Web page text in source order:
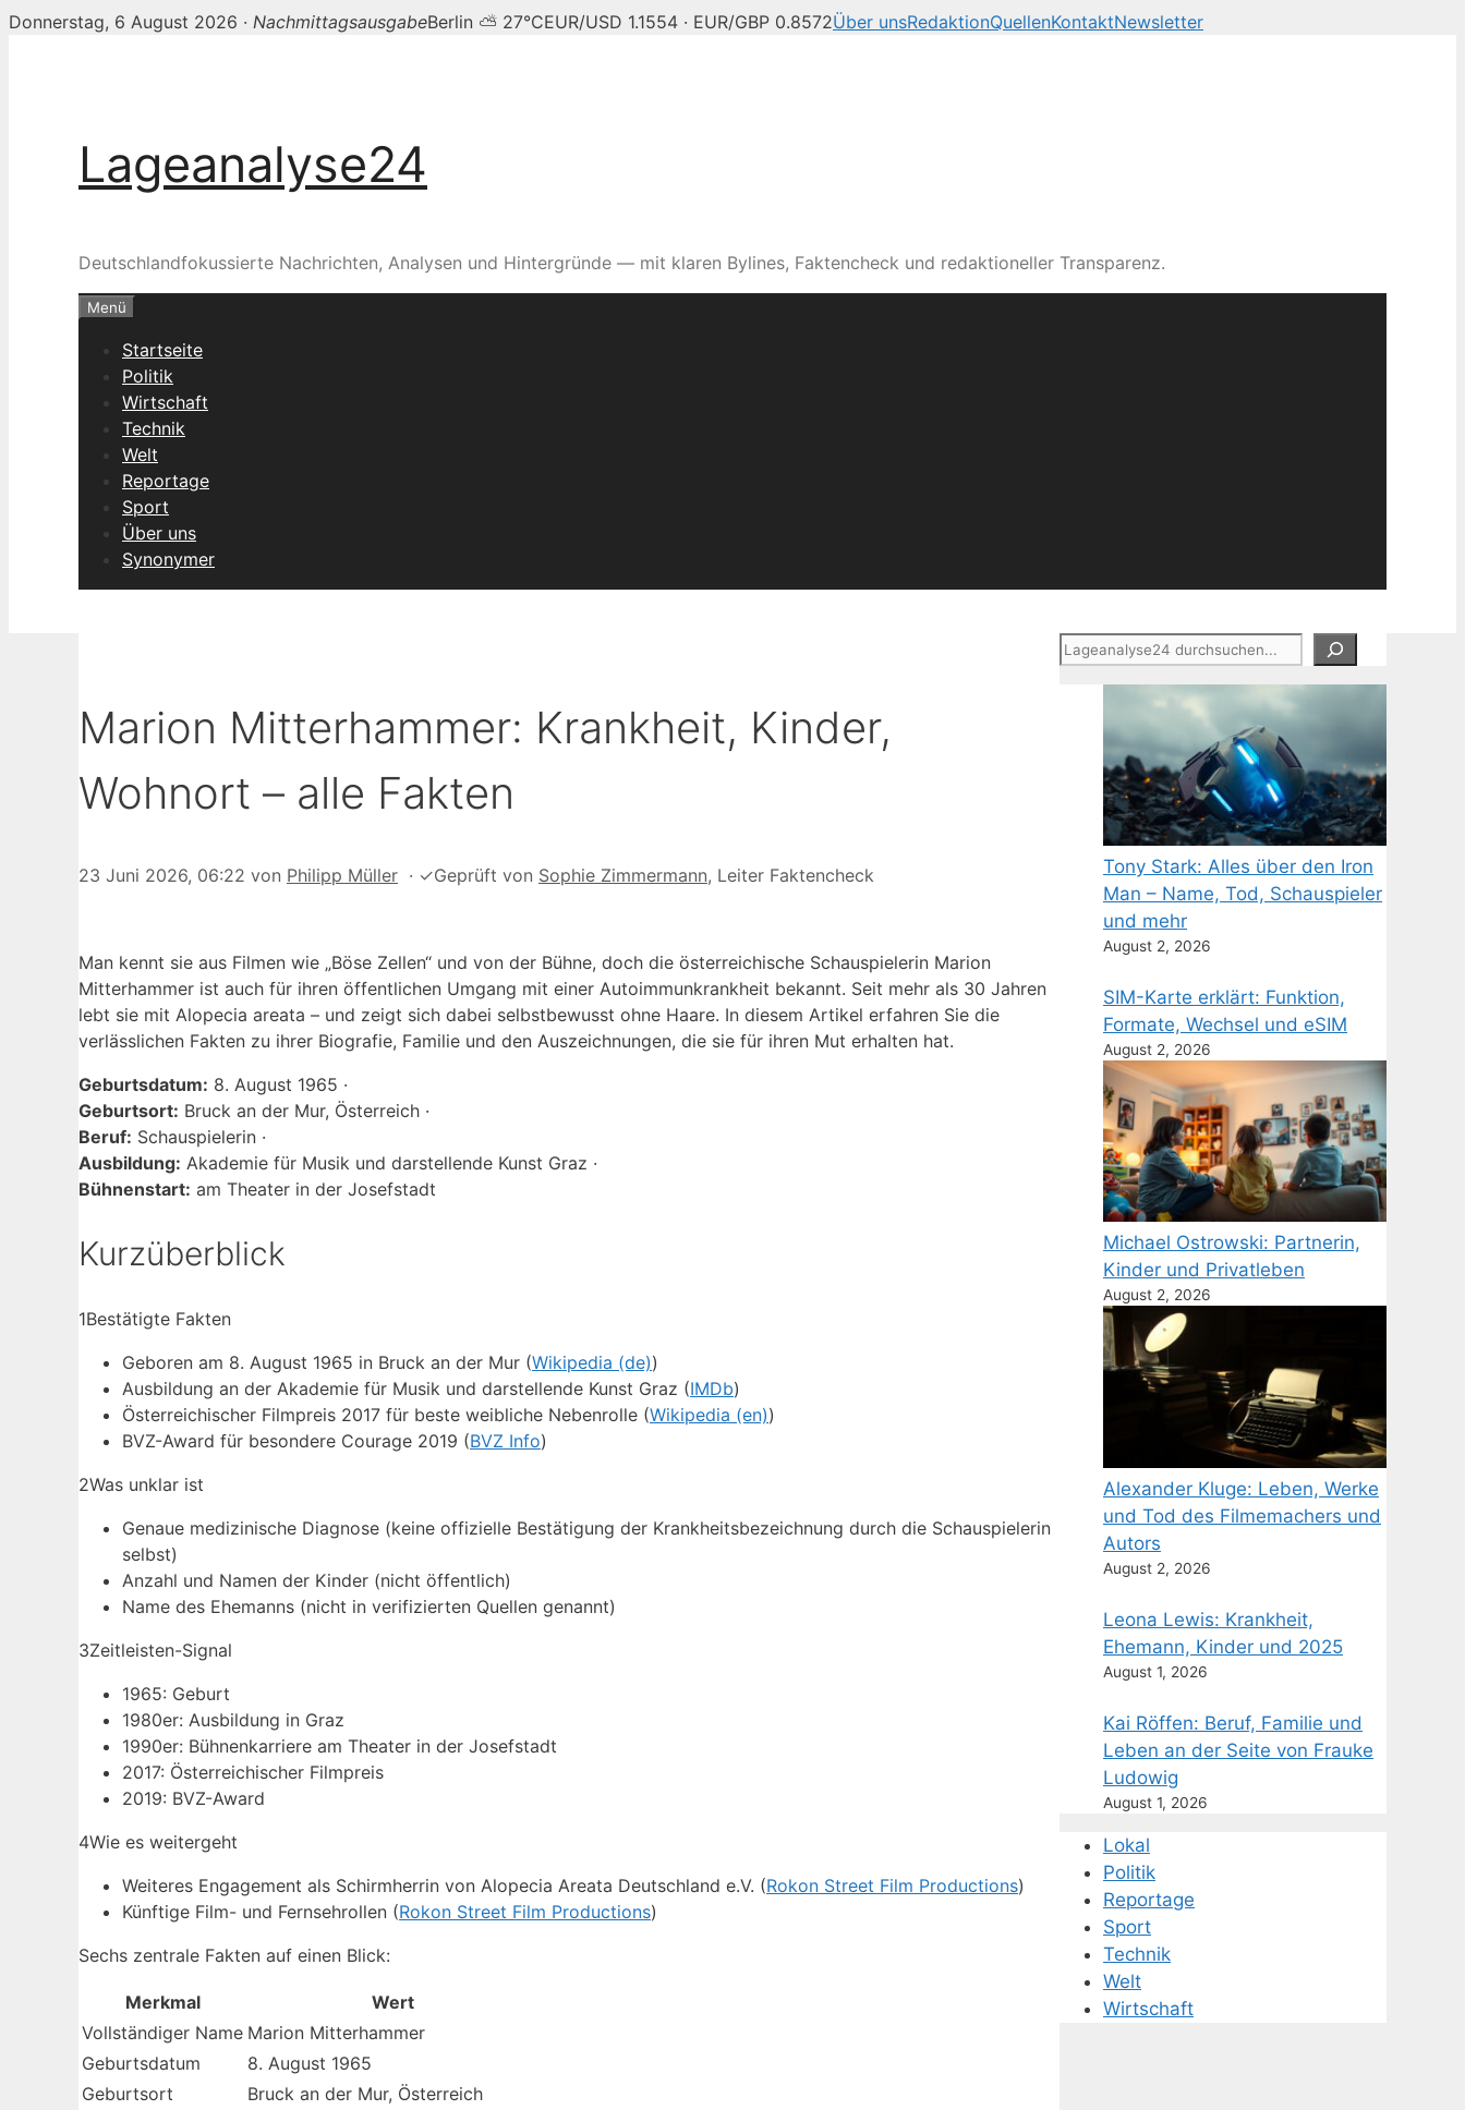
Donnerstag, 6 August 2026 · NachmittagsausgabeBerlin ⛅ 27°CEUR/USD 1.1554 · EUR/GBP 0.8572Über unsRedaktionQuellenKontaktNewsletter
Lageanalyse24
Deutschlandfokussierte Nachrichten, Analysen und Hintergründe — mit klaren Bylines, Faktencheck und redaktioneller Transparenz.
Menü
Startseite
Politik
Wirtschaft
Technik
Welt
Reportage
Sport
Über uns
Synonymer
Marion Mitterhammer: Krankheit, Kinder,
Wohnort – alle Fakten
23 Juni 2026, 06:22 von Philipp Müller · ✓Geprüft von Sophie Zimmermann, Leiter Faktencheck
Man kennt sie aus Filmen wie „Böse Zellen“ und von der Bühne, doch die österreichische Schauspielerin Marion
Mitterhammer ist auch für ihren öffentlichen Umgang mit einer Autoimmunkrankheit bekannt. Seit mehr als 30 Jahren
lebt sie mit Alopecia areata – und zeigt sich dabei selbstbewusst ohne Haare. In diesem Artikel erfahren Sie die
verlässlichen Fakten zu ihrer Biografie, Familie und den Auszeichnungen, die sie für ihren Mut erhalten hat.
Geburtsdatum: 8. August 1965 ·
Geburtsort: Bruck an der Mur, Österreich ·
Beruf: Schauspielerin ·
Ausbildung: Akademie für Musik und darstellende Kunst Graz ·
Bühnenstart: am Theater in der Josefstadt
Kurzüberblick
1Bestätigte Fakten
Geboren am 8. August 1965 in Bruck an der Mur (Wikipedia (de))
Ausbildung an der Akademie für Musik und darstellende Kunst Graz (IMDb)
Österreichischer Filmpreis 2017 für beste weibliche Nebenrolle (Wikipedia (en))
BVZ-Award für besondere Courage 2019 (BVZ Info)
2Was unklar ist
Genaue medizinische Diagnose (keine offizielle Bestätigung der Krankheitsbezeichnung durch die Schauspielerin
selbst)
Anzahl und Namen der Kinder (nicht öffentlich)
Name des Ehemanns (nicht in verifizierten Quellen genannt)
3Zeitleisten-Signal
1965: Geburt
1980er: Ausbildung in Graz
1990er: Bühnenkarriere am Theater in der Josefstadt
2017: Österreichischer Filmpreis
2019: BVZ-Award
4Wie es weitergeht
Weiteres Engagement als Schirmherrin von Alopecia Areata Deutschland e.V. (Rokon Street Film Productions)
Künftige Film- und Fernsehrollen (Rokon Street Film Productions)
Sechs zentrale Fakten auf einen Blick:
Merkmal
Wert
Vollständiger Name Marion Mitterhammer
Geburtsdatum
8. August 1965
Geburtsort
Bruck an der Mur, Österreich
Suchen
Tony Stark: Alles über den Iron
Man – Name, Tod, Schauspieler
und mehr
August 2, 2026
SIM-Karte erklärt: Funktion,
Formate, Wechsel und eSIM
August 2, 2026
Michael Ostrowski: Partnerin,
Kinder und Privatleben
August 2, 2026
Alexander Kluge: Leben, Werke
und Tod des Filmemachers und
Autors
August 2, 2026
Leona Lewis: Krankheit,
Ehemann, Kinder und 2025
August 1, 2026
Kai Röffen: Beruf, Familie und
Leben an der Seite von Frauke
Ludowig
August 1, 2026
Lokal
Politik
Reportage
Sport
Technik
Welt
Wirtschaft